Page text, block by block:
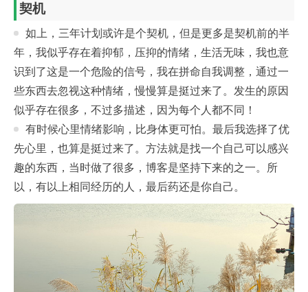
契机
如上，三年计划或许是个契机，但是更多是契机前的半
年，我似乎存在着抑郁，压抑的情绪，生活无味，我也意
识到了这是一个危险的信号，我在拼命自我调整，通过一
些东西去忽视这种情绪，慢慢算是挺过来了。发生的原因
似乎存在很多，不过多描述，因为每个人都不同！
有时候心里情绪影响，比身体更可怕。最后我选择了优
先心里，也算是挺过来了。方法就是找一个自己可以感兴
趣的东西，当时做了很多，博客是坚持下来的之一。所
以，有以上相同经历的人，最后药还是你自己。